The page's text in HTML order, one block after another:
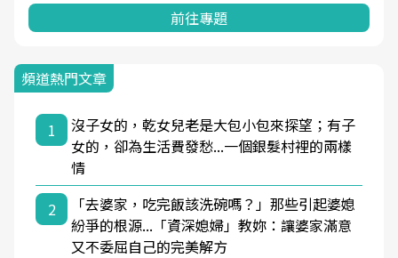
前往專題
頻道熱門文章
1
沒子女的，乾女兒老是大包小包來探望；有子
女的，卻為生活費發愁...一個銀髮村裡的兩樣
情
2
「去婆家，吃完飯該洗碗嗎？」那些引起婆媳
紛爭的根源...「資深媳婦」教妳：讓婆家滿意
又不委屈自己的完美解方